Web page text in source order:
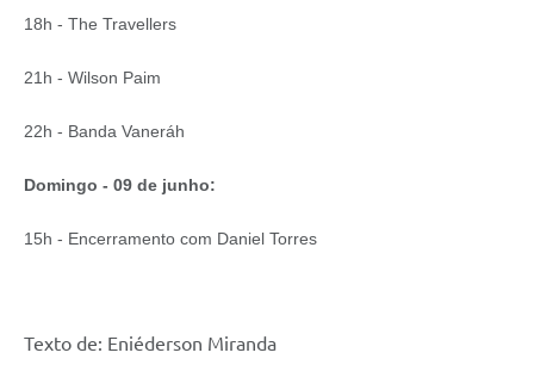
18h - The Travellers
21h - Wilson Paim
22h - Banda Vaneráh
Domingo - 09 de junho:
15h - Encerramento com Daniel Torres
Texto de: Eniéderson Miranda